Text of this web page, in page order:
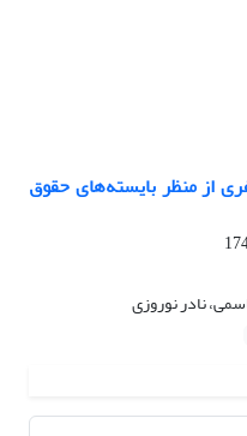
از منظر بایسته‌های حقوق
نادر نوروزی